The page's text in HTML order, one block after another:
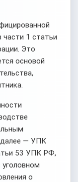
1 статьи
Это
основой
— УПК
53 УПК РФ,
о